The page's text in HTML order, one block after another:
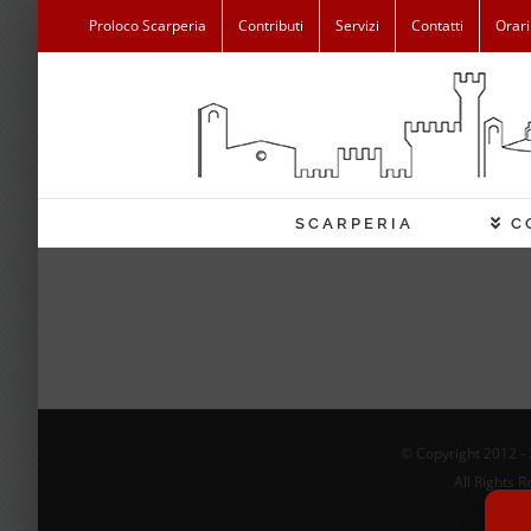
Proloco Scarperia Contributi Servizi Contatti
SCARPERIA
© Copyright 2012 -
All Rights